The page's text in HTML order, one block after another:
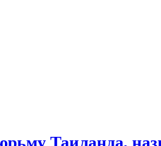
Таиланда,